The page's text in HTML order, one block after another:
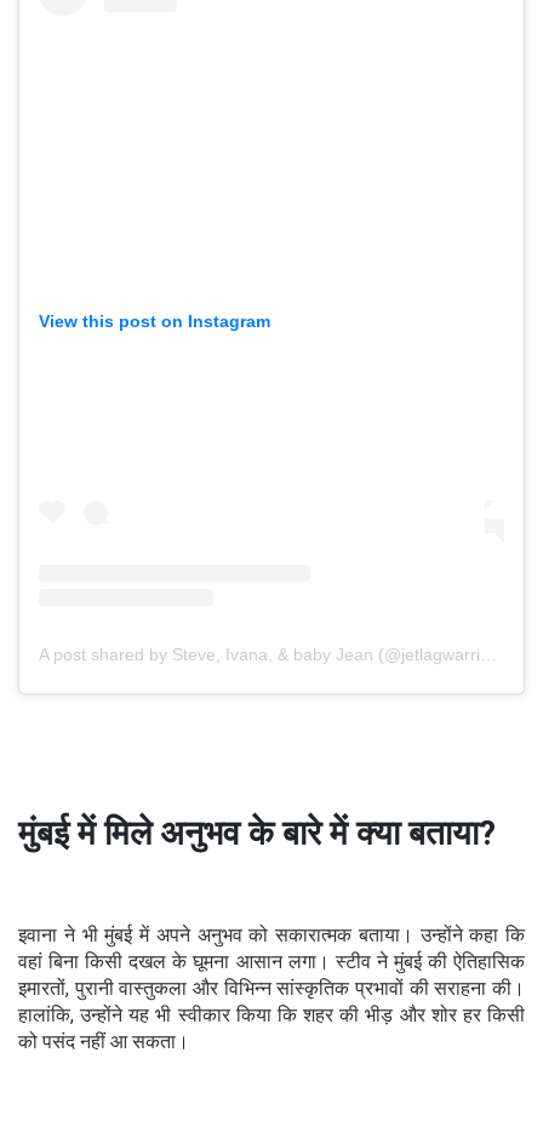
View this post on Instagram
मुंबई में मिले अनुभव के बारे में क्या बताया?
इवाना ने भी मुंबई में अपने अनुभव को सकारात्मक बताया। उन्होंने कहा कि
वहां बिना किसी दखल के घूमना आसान लगा। स्टीव ने मुंबई की ऐतिहासिक
इमारतों, पुरानी वास्तुकला और विभिन्न सांस्कृतिक प्रभावों की सराहना की।
हालांकि, उन्होंने यह भी स्वीकार किया कि शहर की भीड़ और शोर हर किसी
को पसंद नहीं आ सकता।